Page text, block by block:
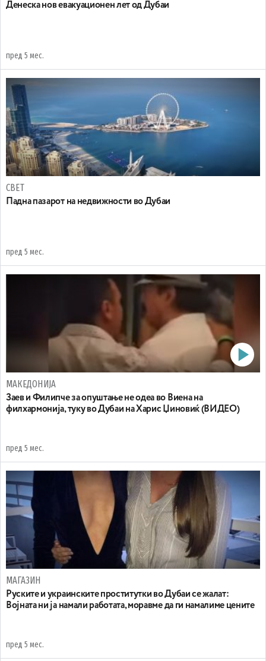
Денеска нов евакуационен лет од Дубаи
пред 5 мес.
СВЕТ
Падна пазарот на недвижности во Дубаи
пред 5 мес.
МАКЕДОНИЈА
Заев и Филипче за опуштање не одеа во Виена на
филхармонија, туку во Дубаи на Харис Џиновиќ (ВИДЕО)
пред 5 мес.
МАГАЗИН
Руските и украинските проститутки во Дубаи се жалат:
Војната ни ја намали работата, моравме да ги намалиме цените
пред 5 мес.